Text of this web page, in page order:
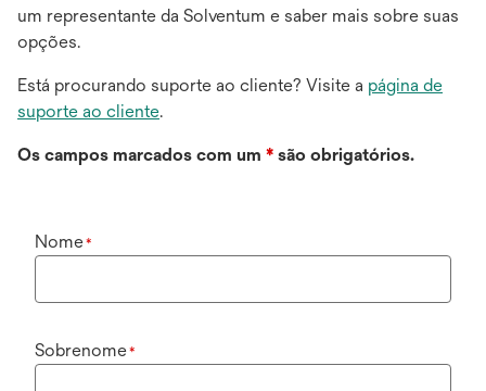
um representante da Solventum e saber mais sobre suas
opções.
Está procurando suporte ao cliente? Visite a página de
suporte ao cliente.
Os campos marcados com um * são obrigatórios.
Nome*
Sobrenome*